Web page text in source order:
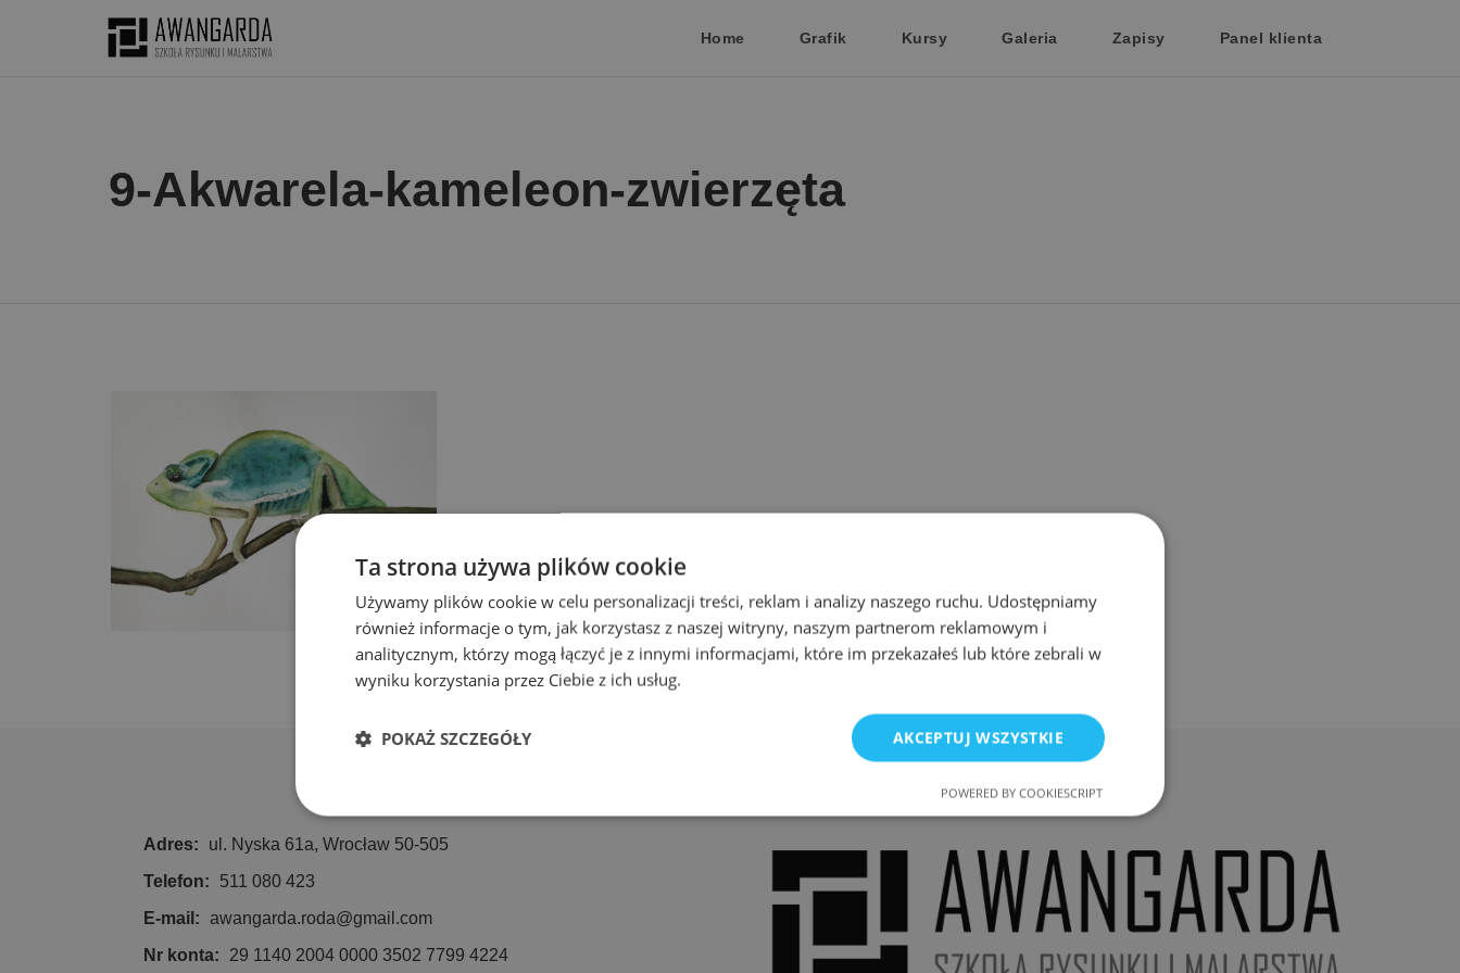
Home Grafik Kursy Galeria Zapisy Panel klienta
9-Akwarela-kameleon-zwierzęta
Adres:
ul. Nyska 61a, Wrocław 50-505
Telefon:
511 080 423
E-mail: awangarda.roda@gmail.com
Nr konta:
29 1140 2004 0000 3502 7799 4224
Ta strona używa plików cookie
Używamy plików cookie w celu personalizacji treści, reklam i analizy naszego ruchu. Udostępniamy
również informacje o tym, jak korzystasz z naszej witryny, naszym partnerom reklamowym i
analitycznym, którzy mogą łączyć je z innymi informacjami, które im przekazałeś lub które zebrali w
wyniku korzystania przez Ciebie z ich usług.
AKCEPTUJ WSZYSTKIE
POKAŻ SZCZEGÓŁY
Funkcjonalność
Funkcjonalność
POWERED BY COOKIESCRIPT